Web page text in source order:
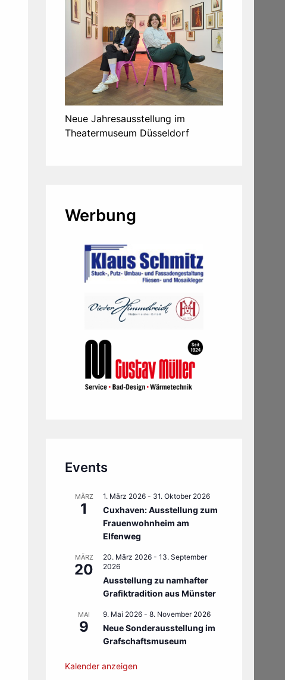
Neue Jahresausstellung im
Theatermuseum Düsseldorf
Werbung
Events
MÄRZ
1
1. März 2026 - 31. Oktober 2026
Cuxhaven: Ausstellung zum
Frauenwohnheim am
Elfenweg
MÄRZ
20
20. März 2026 - 13. September
2026
Ausstellung zu namhafter
Grafiktradition aus Münster
MAI
9
9. Mai 2026 - 8. November 2026
Neue Sonderausstellung im
Grafschaftsmuseum
Kalender anzeigen